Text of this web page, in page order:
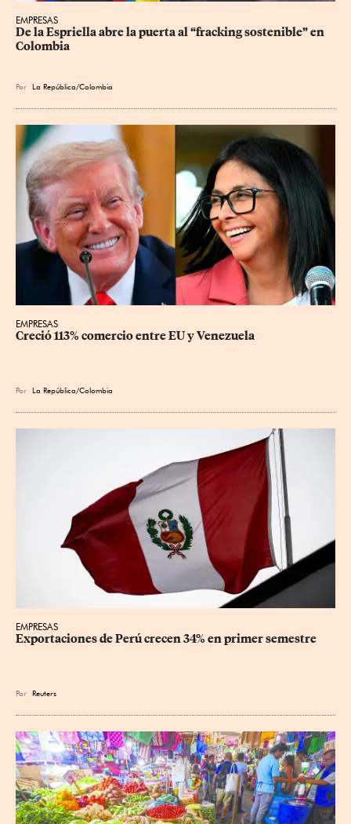
EMPRESAS
De la Espriella abre la puerta al “fracking sostenible” en
Colombia
Por La República/Colombia
EMPRESAS
Creció 113% comercio entre EU y Venezuela
Por La República/Colombia
EMPRESAS
Exportaciones de Perú crecen 34% en primer semestre
Por Reuters